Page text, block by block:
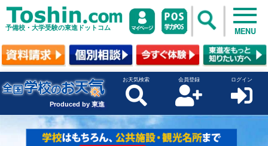
予備校・大学受験の東進ドットコム MENU
Produced by 東進
お天気検索 会員登録 ログイン